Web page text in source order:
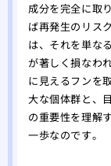
成分を完全に取
ば再発生のリス
は、それを単な
が著しく損なわ
に見えるフンを
大な個体群と、
の重要性を理解
一歩なのです。